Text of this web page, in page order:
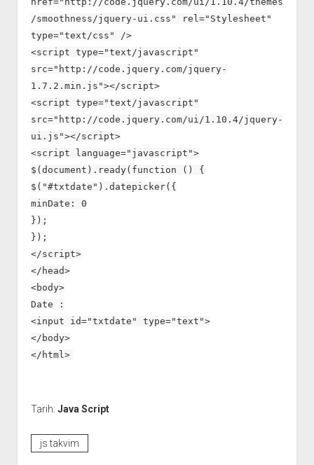
/smoothness/jquery-ui.css" rel="Stylesheet"
type="text/css" />
<script type="text/javascript"
src="http://code.jquery.com/jquery-
1.7.2.min.js"></script>
<script type="text/javascript"
src="http://code.jquery.com/ui/1.10.4/jquery-
ui.js"></script>
<script language="javascript">
$(document).ready(function () {
$("#txtdate").datepicker({
minDate: 0
});
});
</script>
</head>
<body>
Date :
<input id="txtdate" type="text">
</body>
</html>
Tarih: Java Script
js takvim